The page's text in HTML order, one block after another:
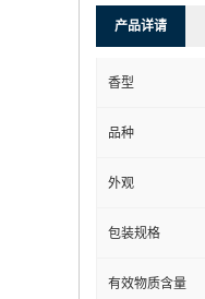
产品详请
香型
品种
外观
包装规格
有效物质含量